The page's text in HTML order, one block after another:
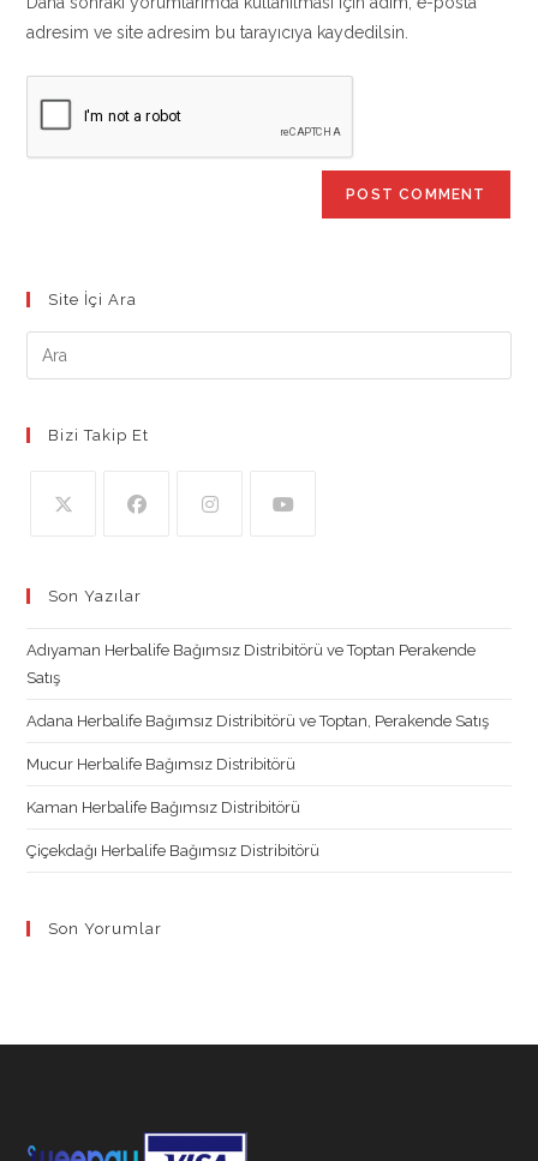
adresim ve site adresim bu tarayıcıya kaydedilsin.
Site İçi Ara
Bizi Takip Et
a
new
tab
new
new
new
Son Yazılar
Adıyaman Herbalife Bağımsız Distribitörü ve Toptan Perakende
Satış
Adana Herbalife Bağımsız Distribitörü ve Toptan, Perakende Satış
Mucur Herbalife Bağımsız Distribitörü
Kaman Herbalife Bağımsız Distribitörü
Çiçekdağı Herbalife Bağımsız Distribitörü
Son Yorumlar